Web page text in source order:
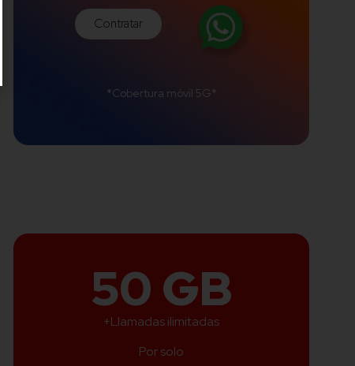
Contratar
*Cobertura móvil 5G*
50 GB
+Llamadas ilimitadas
Por solo